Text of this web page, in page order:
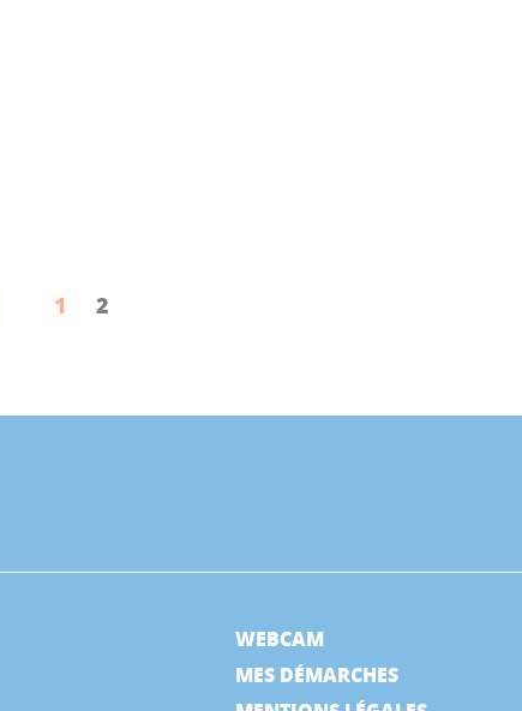
1 2
WEBCAM
MES DÉMARCHES